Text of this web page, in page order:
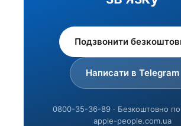
Подзвонити
Написати в Telegram
0800-35-36-89 · Безкоштовно по
apple-people.com.ua